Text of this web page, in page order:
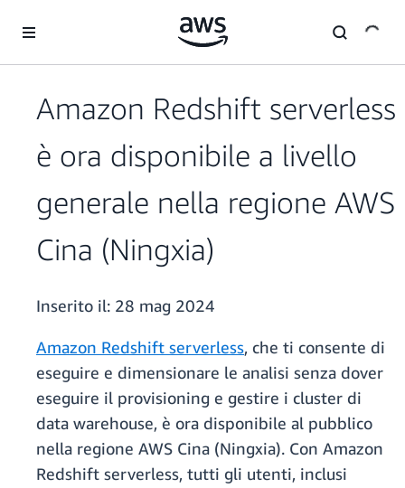
Amazon Redshift serverless
è ora disponibile a livello
generale nella regione AWS
Cina (Ningxia)
Inserito il: 28 mag 2024
Amazon Redshift serverless, che ti consente di
eseguire e dimensionare le analisi senza dover
eseguire il provisioning e gestire i cluster di
data warehouse, è ora disponibile al pubblico
nella regione AWS Cina (Ningxia). Con Amazon
Redshift serverless, tutti gli utenti, inclusi